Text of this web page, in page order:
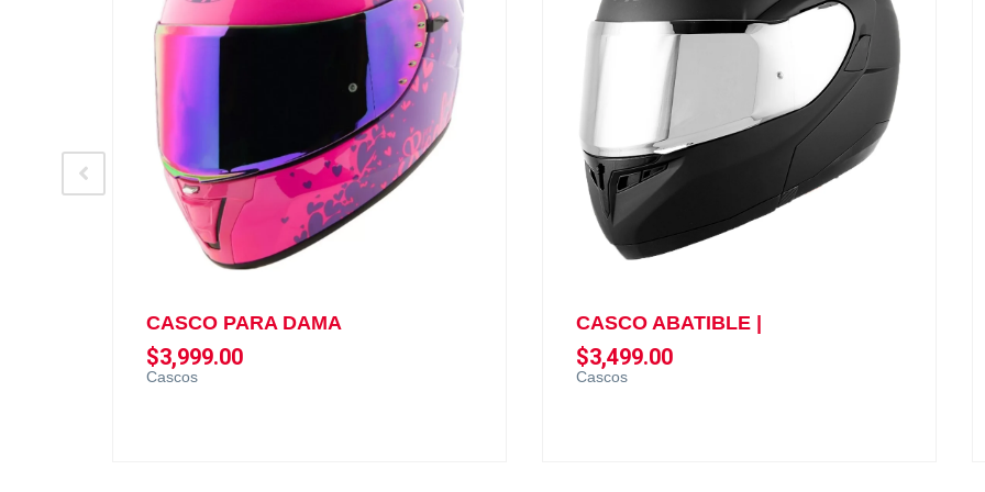
Cascos
CASCO PARA DAMA
$3,999.00
Cascos
CASCO ABATIBLE |
$3,499.00